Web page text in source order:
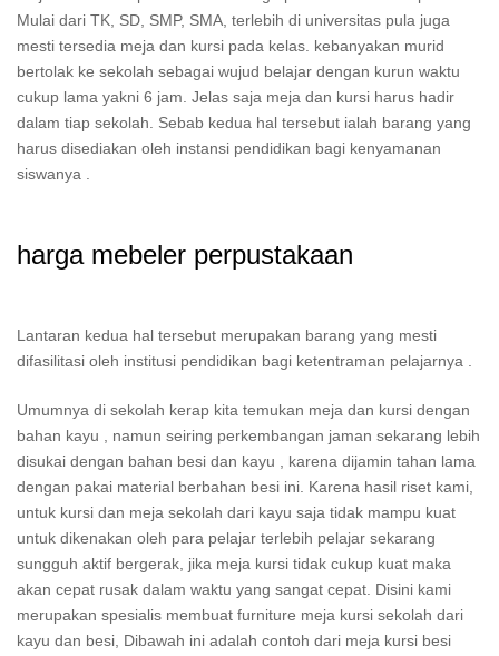
Mulai dari TK, SD, SMP, SMA, terlebih di universitas pula juga
mesti tersedia meja dan kursi pada kelas. kebanyakan murid
bertolak ke sekolah sebagai wujud belajar dengan kurun waktu
cukup lama yakni 6 jam. Jelas saja meja dan kursi harus hadir
dalam tiap sekolah. Sebab kedua hal tersebut ialah barang yang
harus disediakan oleh instansi pendidikan bagi kenyamanan
siswanya .
harga mebeler perpustakaan
Lantaran kedua hal tersebut merupakan barang yang mesti
difasilitasi oleh institusi pendidikan bagi ketentraman pelajarnya .
Umumnya di sekolah kerap kita temukan meja dan kursi dengan
bahan kayu , namun seiring perkembangan jaman sekarang lebih
disukai dengan bahan besi dan kayu , karena dijamin tahan lama
dengan pakai material berbahan besi ini. Karena hasil riset kami,
untuk kursi dan meja sekolah dari kayu saja tidak mampu kuat
untuk dikenakan oleh para pelajar terlebih pelajar sekarang
sungguh aktif bergerak, jika meja kursi tidak cukup kuat maka
akan cepat rusak dalam waktu yang sangat cepat. Disini kami
merupakan spesialis membuat furniture meja kursi sekolah dari
kayu dan besi, Dibawah ini adalah contoh dari meja kursi besi